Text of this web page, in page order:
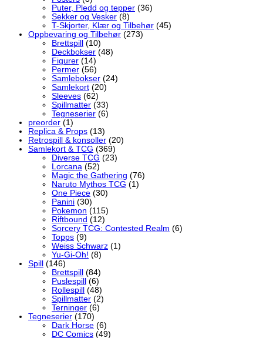
Puter, Pledd og tepper (36)
Sekker og Vesker (8)
T-Skjorter, Klær og Tilbehør (45)
Oppbevaring og Tilbehør (273)
Brettspill
(10)
Deckbokser (48)
Figurer (14)
Permer (56)
Samlebokser (24)
Samlekort (20)
Sleeves (62)
Spillmatter (33)
Tegneserier (6)
preorder (1)
Replica & Props (13)
Retrospill & konsoller (20)
Samlekort & TCG (369)
Diverse TCG (23)
Lorcana (52)
Magic the Gathering (76)
Naruto Mythos TCG (1)
One Piece (30)
Panini (30)
Pokemon (115)
Riftbound (12)
Sorcery TCG: Contested Realm (6)
Topps (9)
Weiss Schwarz (1)
Yu-Gi-Oh! (8)
Spill
(146)
Brettspill
(84)
Puslespill
(6)
Rollespill
(48)
Spillmatter (2)
Terninger (6)
Tegneserier (170)
Dark Horse (6)
DC Comics (49)